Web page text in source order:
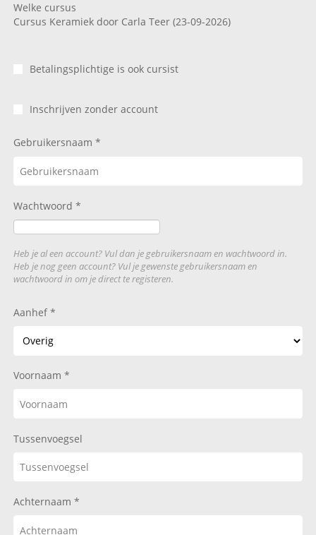
Welke cursus
Cursus Keramiek door Carla Teer (23-09-2026)
Inschrijven zonder account
Gebruikersnaam
Wachtwoord
Heb je al een account? Vul dan je gebruikersnaam en wachtwoord in.
Heb je nog geen account? Vul je gewenste gebruikersnaam en
wachtwoord in om je direct te registeren.
Aanhef
Voornaam
Tussenvoegsel
Achternaam
Betalingsplichtige is ook cursist